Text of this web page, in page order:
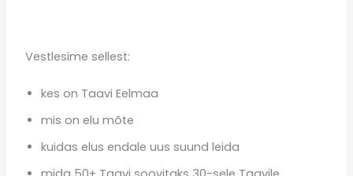
Vestlesime sellest:
kes on Taavi Eelmaa
mis on elu mõte
kuidas elus endale uus suund leida